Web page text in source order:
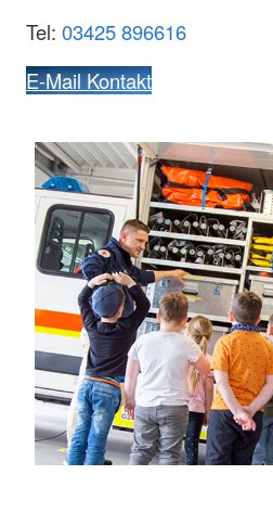
Tel: 03425 896616
E-Mail Kontakt